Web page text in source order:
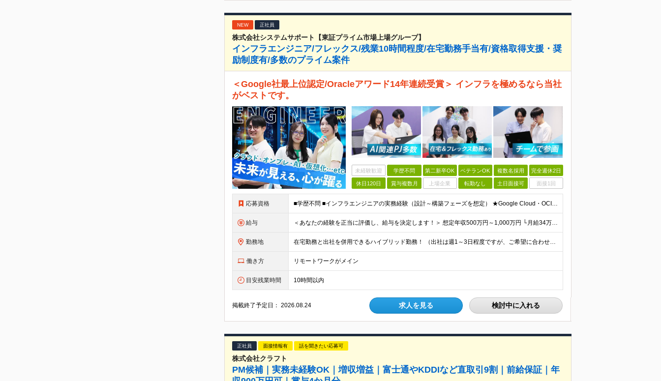
NEW 正社員
株式会社システムサポート【東証プライム市場上場グループ】
インフラエンジニア/フレックス/残業10時間程度/在宅勤務手当有/資格取得支援・奨
励制度有/多数のプライム案件
＜Google社最上位認定/Oracleアワード14年連続受賞＞ インフラを極めるなら当社
がベストです。
未経験歓迎 学歴不問 第二新卒OK ベテランOK 複数名採用 完全週休2日
休日120日 賞与複数月 上場企業 転勤なし 土日面接可 面接1回
応募資格 ■学歴不問 ■インフラエンジニアの実務経験（設計～構築フェーズを想定） ★Google Cloud・OCI・AWS・Azureなどクラウド技術は問いませんが、経験・知見が深い方は優遇します！ ＜この
給与 ＜あなたの経験を正当に評価し、給与を決定します！＞ 想定年収500万円～1,000万円 └月給34万3000円～＋賞与年2回 ◎在宅勤務手当あり ◎交通費100％支給 ◎資格取得奨励制度(一時金/資格
勤務地 在宅勤務と出社を併用できるハイブリッド勤務！ （出社は週1～3日程度ですが、ご希望に合わせて柔軟に対応可能です。） ≪東京オフィス≫ 東京都新宿区西新宿2-6-1 新宿住友ビル26F ※(業務の変
働き方 リモートワークがメイン
目安残業時間 10時間以内
掲載終了予定日：2026.08.24 求人を見る 検討中に入れる
正社員 面接情報有 話を聞きたい応募可
株式会社クラフト
PM候補｜実務未経験OK｜増収増益｜富士通やKDDIなど直取引9割｜前給保証｜年